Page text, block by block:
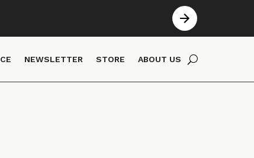
NEWSLETTER STORE ABOUT US